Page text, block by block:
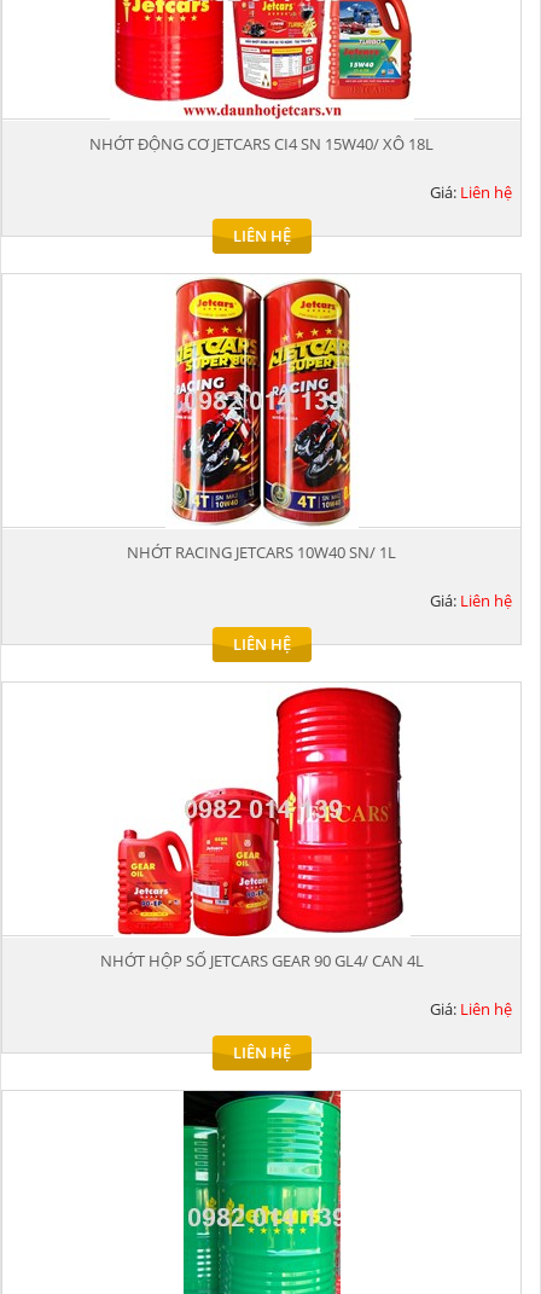
NHỚT ĐỘNG CƠ JETCARS CI4 SN 15W40/ XÔ 18L
Giá: Liên hệ
LIÊN HỆ
NHỚT RACING JETCARS 10W40 SN/ 1L
Giá: Liên hệ
LIÊN HỆ
NHỚT HỘP SỐ JETCARS GEAR 90 GL4/ CAN 4L
Giá: Liên hệ
LIÊN HỆ